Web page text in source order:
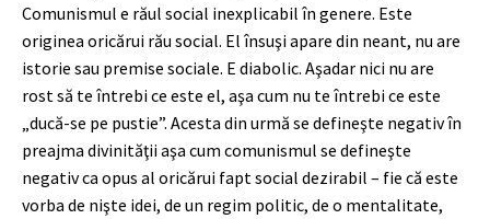
Comunismul e răul social inexplicabil în genere. Este
originea oricărui rău social. El însuşi apare din neant, nu are
istorie sau premise sociale. E diabolic. Aşadar nici nu are
rost să te întrebi ce este el, aşa cum nu te întrebi ce este
„ducă-se pe pustie”. Acesta din urmă se defineşte negativ în
preajma divinităţii aşa cum comunismul se defineşte
negativ ca opus al oricărui fapt social dezirabil – fie că este
vorba de nişte idei, de un regim politic, de o mentalitate,